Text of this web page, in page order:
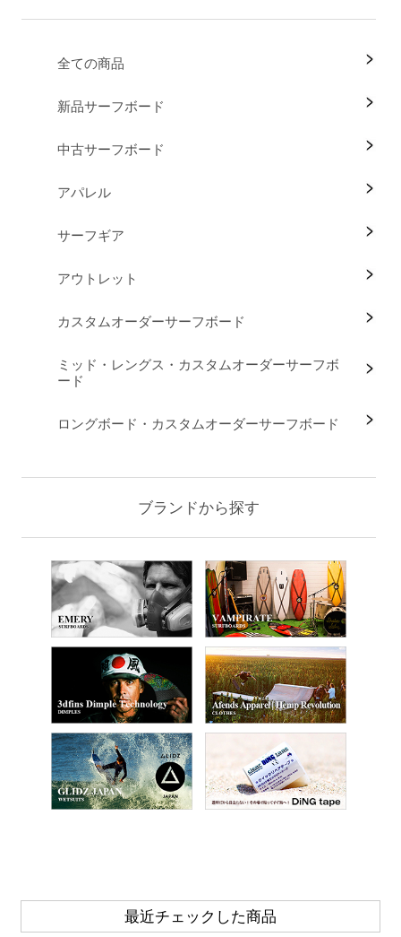
全ての商品
新品サーフボード
中古サーフボード
アパレル
サーフギア
アウトレット
カスタムオーダーサーフボード
ミッド・レングス・カスタムオーダーサーフボ
ード
ロングボード・カスタムオーダーサーフボード
ブランドから探す
最近チェックした商品